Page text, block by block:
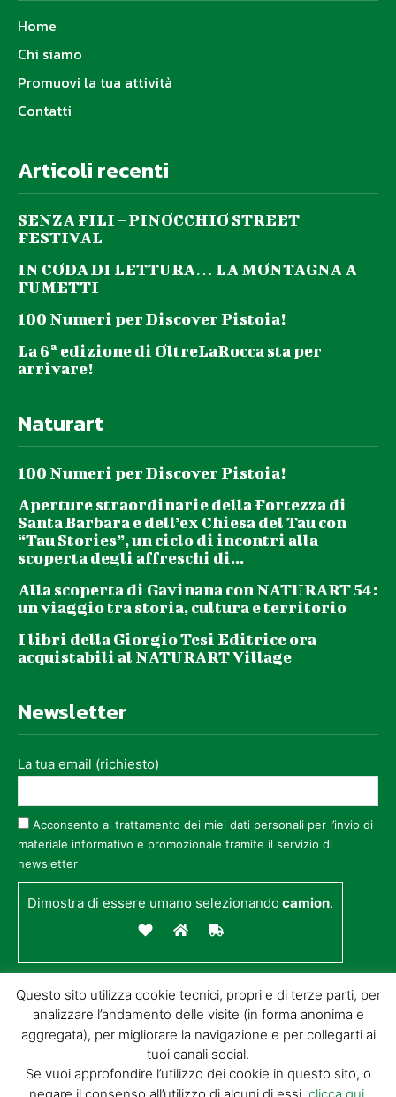
Home
Chi siamo
Promuovi la tua attività
Contatti
Articoli recenti
SENZA FILI – PINOCCHIO STREET
FESTIVAL
IN CODA DI LETTURA… LA MONTAGNA A
FUMETTI
100 Numeri per Discover Pistoia!
La 6ª edizione di OltreLaRocca sta per
arrivare!
Naturart
100 Numeri per Discover Pistoia!
Aperture straordinarie della Fortezza di
Santa Barbara e dell’ex Chiesa del Tau con
“Tau Stories”, un ciclo di incontri alla
scoperta degli affreschi di...
Alla scoperta di Gavinana con NATURART 54:
un viaggio tra storia, cultura e territorio
I libri della Giorgio Tesi Editrice ora
acquistabili al NATURART Village
Newsletter
La tua email (richiesto)
Acconsento al trattamento dei miei dati personali per l’invio di
materiale informativo e promozionale tramite il servizio di
newsletter
Dimostra di essere umano selezionandocamion.
Questo sito utilizza cookie tecnici, propri e di terze parti, per
analizzare l’andamento delle visite (in forma anonima e
aggregata), per migliorare la navigazione e per collegarti ai
tuoi canali social.
Se vuoi approfondire l’utilizzo dei cookie in questo sito, o